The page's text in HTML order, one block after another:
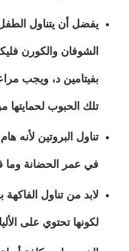
يفضل أن يتناول
الشوفان والكورن
بفيتامين د، ويجب
تلك الحبوب
تناول البروتين لأنه
في عمر الحضانة وما
لابد من تناول
لكونها تحتوي على